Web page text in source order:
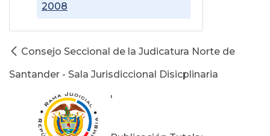
2008
Consejo Seccional de la Judicatura Norte de
Santander - Sala Jurisdiccional Disicplinaria
'